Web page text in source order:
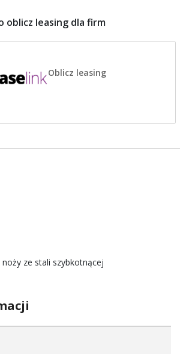
oblicz leasing dla firm
Oblicz leasing
ze stali szybkotnącej